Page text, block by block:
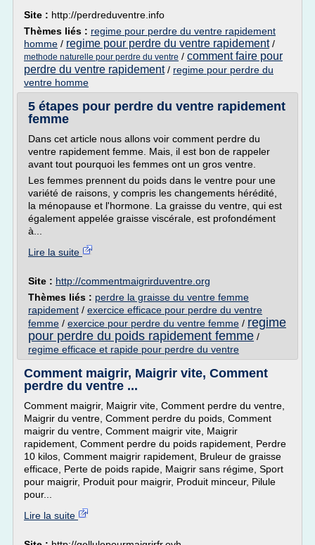
Site : http://perdreduventre.info
Thèmes liés : regime pour perdre du ventre rapidement
homme / regime pour perdre du ventre rapidement/
methode naturelle pour perdre du ventre / comment faire pour
perdre du ventre rapidement/ regime pour perdre du
ventre homme
5 étapes pour perdre du ventre rapidement
femme
Dans cet article nous allons voir comment perdre du
ventre rapidement femme. Mais, il est bon de rappeler
avant tout pourquoi les femmes ont un gros ventre.
Les femmes prennent du poids dans le ventre pour une
variété de raisons, y compris les changements hérédité,
la ménopause et l'hormone. La graisse du ventre, qui est
également appelée graisse viscérale, est profondément
à...
Lire la suite
Site : http://commentmaigrirduventre.org
Thèmes liés : perdre la graisse du ventre femme
rapidement / exercice efficace pour perdre du ventre
femme / exercice pour perdre du ventre femme / regime
pour perdre du poids rapidement femme /
regime efficace et rapide pour perdre du ventre
Comment maigrir, Maigrir vite, Comment
perdre du ventre ...
Comment maigrir, Maigrir vite, Comment perdre du ventre,
Maigrir du ventre, Comment perdre du poids, Comment
maigrir du ventre, Comment maigrir vite, Maigrir
rapidement, Comment perdre du poids rapidement, Perdre
10 kilos, Comment maigrir rapidement, Bruleur de graisse
efficace, Perte de poids rapide, Maigrir sans régime, Sport
pour maigrir, Produit pour maigrir, Produit minceur, Pilule
pour...
Lire la suite